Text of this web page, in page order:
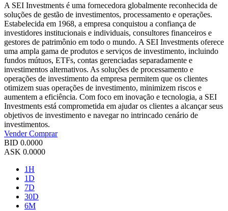
A SEI Investments é uma fornecedora globalmente reconhecida de
soluções de gestão de investimentos, processamento e operações.
Estabelecida em 1968, a empresa conquistou a confiança de
investidores institucionais e individuais, consultores financeiros e
gestores de patrimônio em todo o mundo. A SEI Investments oferece
uma ampla gama de produtos e serviços de investimento, incluindo
fundos mútuos, ETFs, contas gerenciadas separadamente e
investimentos alternativos. As soluções de processamento e
operações de investimento da empresa permitem que os clientes
otimizem suas operações de investimento, minimizem riscos e
aumentem a eficiência. Com foco em inovação e tecnologia, a SEI
Investments está comprometida em ajudar os clientes a alcançar seus
objetivos de investimento e navegar no intrincado cenário de
investimentos.
VenderComprar
BID 0.0000
ASK 0.0000
1H
1D
7D
30D
6M